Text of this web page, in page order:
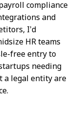
compliance
and
I’d
HR teams
free entry to
needing
a legal entity are